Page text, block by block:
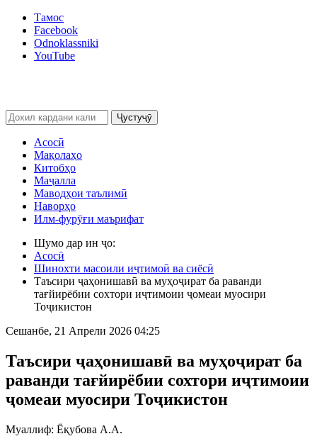
Тамос
Facebook
Odnoklassniki
YouTube
Ҷустуҷӯ
Асосӣ
Мақолаҳо
Китобҳо
Маҷалла
Маводҳои таълимӣ
Наворҳо
Илм-фурӯғи маърифат
Шумо дар ин ҷо:
Асосӣ
Шинохти масоили иҷтимоӣ ва сиёсӣ
Таъсири ҷаҳонишавӣ ва муҳоҷират ба раванди
тағйирёбии сохтори иҷтимоии ҷомеаи муосири
Тоҷикистон
Сешанбе, 21 Апрели 2026 04:25
Таъсири ҷаҳонишавӣ ва муҳоҷират ба
раванди тағйирёбии сохтори иҷтимоии
ҷомеаи муосири Тоҷикистон
Муаллиф: Ёқубова А.А.